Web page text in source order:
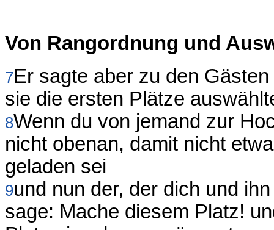
Von Rangordnung und
7Er sagte aber zu den
sie die ersten Plätze
8Wenn du von jemand zur
nicht obenan, damit nicht
geladen sei
9und nun der, der dich und
sage: Mache diesem Platz!